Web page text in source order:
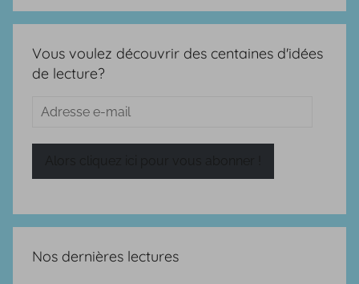
Vous voulez découvrir des centaines d'idées
de lecture?
Adresse
Nos dernières lectures